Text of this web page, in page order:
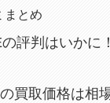
まとめ
評判はいかに
買取価格は相